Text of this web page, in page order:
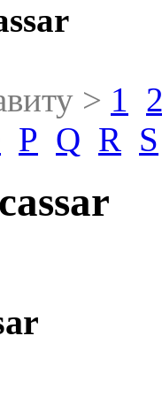
> 1
P Q R S